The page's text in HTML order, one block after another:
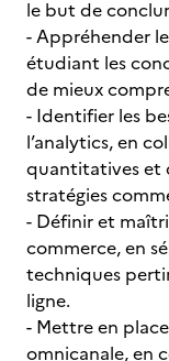
le but de
- Appréhender
étudiant les
de mieux
- Identifier les
l’analytics, en
quantitatives et
stratégies
- Définir et
commerce, en
techniques
ligne.
- Mettre en
omnicanale, en